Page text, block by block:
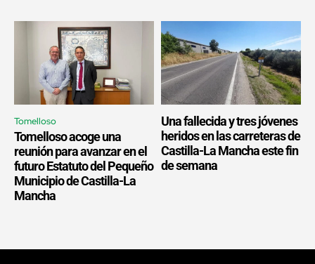
Tomelloso
Tomelloso acoge una
reunión para avanzar en el
futuro Estatuto del Pequeño
Municipio de Castilla-La
Mancha
Una fallecida y tres jóvenes
heridos en las carreteras de
Castilla-La Mancha este fin
de semana